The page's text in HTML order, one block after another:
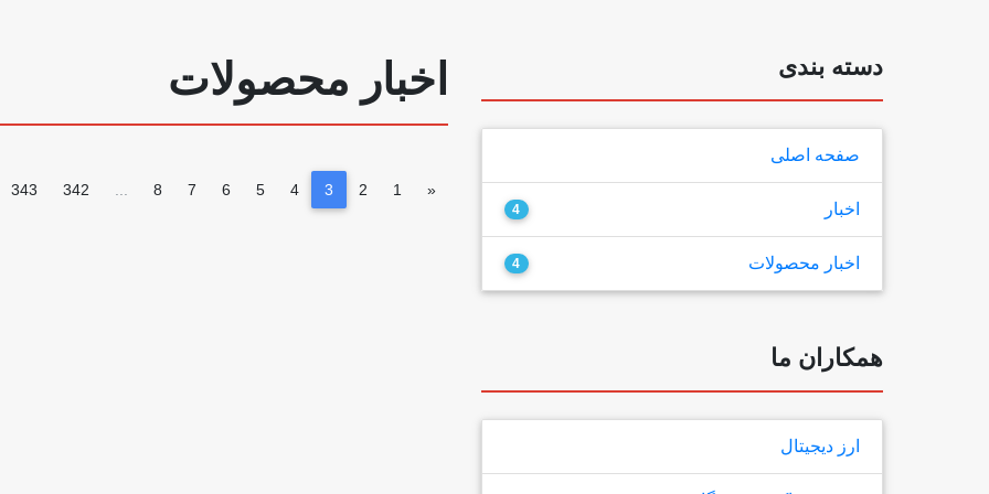
دسته بندی
صفحه اصلی
اخبار 4
اخبار محصولات 4
همکاران ما
ارز دیجیتال
اخبار محصولات
«
1
2
3
4
5
6
7
8
342
343